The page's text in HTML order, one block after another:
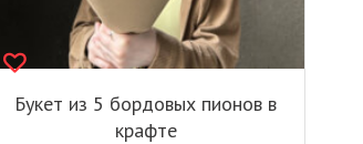
Букет из 5 бордовых пионов в
крафте